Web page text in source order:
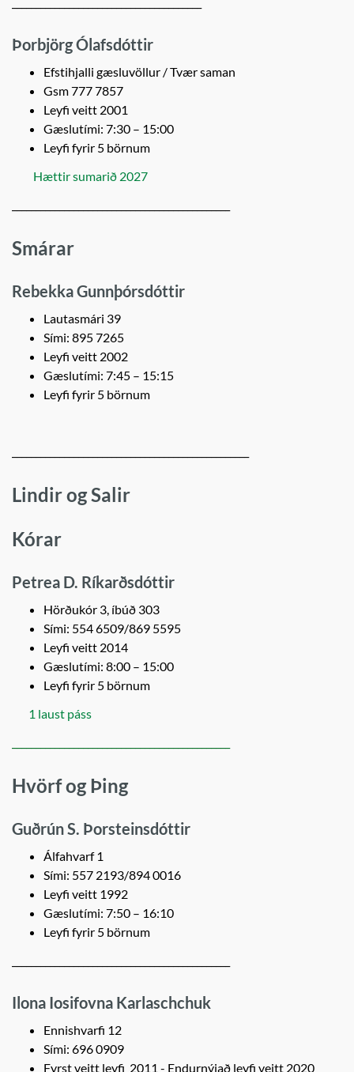
Þorbjörg Ólafsdóttir
Efstihjalli gæsluvöllur / Tvær saman
Gsm 777 7857
Leyfi veitt 2001
Gæslutími: 7:30 – 15:00
Leyfi fyrir 5 börnum
Hættir sumarið 2027
Smárar
Rebekka Gunnþórsdóttir
Lautasmári 39
Sími: 895 7265
Leyfi veitt 2002
Gæslutími: 7:45 – 15:15
Leyfi fyrir 5 börnum
Lindir og Salir
Kórar
Petrea D. Ríkarðsdóttir
Hörðukór 3, íbúð 303
Sími: 554 6509/869 5595
Leyfi veitt 2014
Gæslutími: 8:00 – 15:00
Leyfi fyrir 5 börnum
1 laust páss
Hvörf og Þing
Guðrún S. Þorsteinsdóttir
Álfahvarf 1
Sími: 557 2193/894 0016
Leyfi veitt 1992
Gæslutími: 7:50 – 16:10
Leyfi fyrir 5 börnum
Ilona Iosifovna Karlaschchuk
Ennishvarfi 12
Sími: 696 0909
Fyrst veitt leyfi 2011 - Endurnýjað leyfi veitt 2020